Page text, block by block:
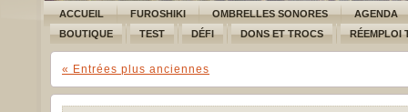
ACCUEIL FUROSHIKI OMBRELLES SONORES
AGENDA
BOUTIQUE
TEST DÉFI DONS ET TROCS RÉEMPLOI
« Entrées plus anciennes